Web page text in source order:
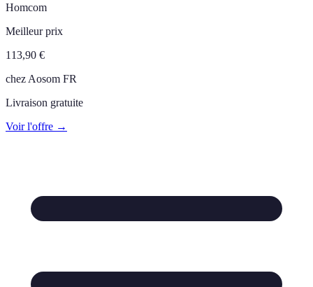
Homcom
Meilleur prix
113,90 €
chez Aosom FR
Livraison gratuite
Voir l'offre →